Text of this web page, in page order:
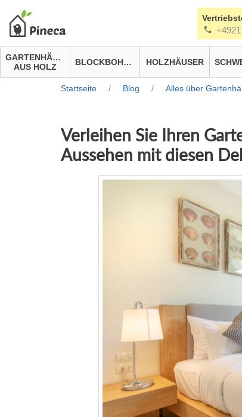
GARTENHÄUSER
AUS HOLZ
BLOCKBOHLENHÄUSER HOLZHÄUSER
Startseite / Blog / Alles über
Verleihen Sie Ihren
Aussehen mit diesen